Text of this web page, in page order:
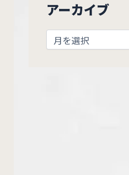
アーカイブ